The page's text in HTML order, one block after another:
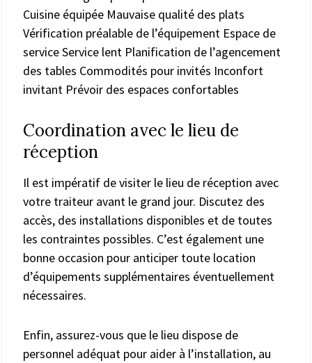
Cuisine équipée Mauvaise qualité des plats
Vérification préalable de l’équipement Espace de
service Service lent Planification de l’agencement
des tables Commodités pour invités Inconfort
invitant Prévoir des espaces confortables
Coordination avec le lieu de
réception
Il est impératif de visiter le lieu de réception avec
votre traiteur avant le grand jour. Discutez des
accès, des installations disponibles et de toutes
les contraintes possibles. C’est également une
bonne occasion pour anticiper toute location
d’équipements supplémentaires éventuellement
nécessaires.
Enfin, assurez-vous que le lieu dispose de
personnel adéquat pour aider à l’installation, au